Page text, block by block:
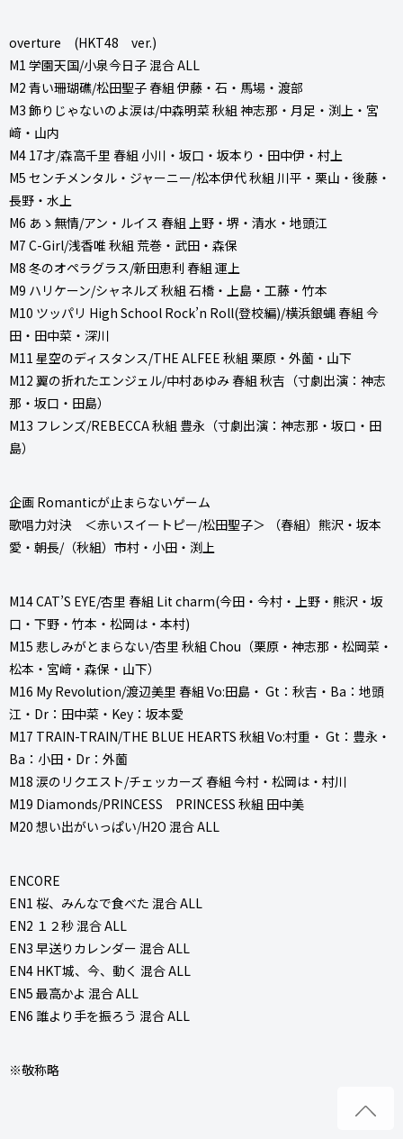
overture (HKT48 ver.)
M1 学園天国/小泉今日子 混合 ALL
M2 青い珊瑚礁/松田聖子 春組 伊藤・石・馬場・渡部
M3 飾りじゃないのよ涙は/中森明菜 秋組 神志那・月足・渕上・宮
﨑・山内
M4 17才/森高千里 春組 小川・坂口・坂本り・田中伊・村上
M5 センチメンタル・ジャーニー/松本伊代 秋組 川平・栗山・後藤・
長野・水上
M6 あゝ無情/アン・ルイス 春組 上野・堺・清水・地頭江
M7 C-Girl/浅香唯 秋組 荒巻・武田・森保
M8 冬のオペラグラス/新田恵利 春組 運上
M9 ハリケーン/シャネルズ 秋組 石橋・上島・工藤・竹本
M10 ツッパリ High School Rock’n Roll(登校編)/横浜銀蝿 春組 今
田・田中菜・深川
M11 星空のディスタンス/THE ALFEE 秋組 栗原・外薗・山下
M12 翼の折れたエンジェル/中村あゆみ 春組 秋吉（寸劇出演：神志
那・坂口・田島）
M13 フレンズ/REBECCA 秋組 豊永（寸劇出演：神志那・坂口・田
島）
企画 Romanticが止まらないゲーム
歌唱力対決 ＜赤いスイートピー/松田聖子＞ （春組）熊沢・坂本
愛・朝長/（秋組）市村・小田・渕上
M14 CAT’S EYE/杏里 春組 Lit charm(今田・今村・上野・熊沢・坂
口・下野・竹本・松岡は・本村)
M15 悲しみがとまらない/杏里 秋組 Chou（栗原・神志那・松岡菜・
松本・宮﨑・森保・山下）
M16 My Revolution/渡辺美里 春組 Vo:田島・ Gt：秋吉・Ba：地頭
江・Dr：田中菜・Key：坂本愛
M17 TRAIN-TRAIN/THE BLUE HEARTS 秋組 Vo:村重・ Gt：豊永・
Ba：小田・Dr：外薗
M18 涙のリクエスト/チェッカーズ 春組 今村・松岡は・村川
M19 Diamonds/PRINCESS PRINCESS 秋組 田中美
M20 想い出がいっぱい/H2O 混合 ALL
ENCORE
EN1 桜、みんなで食べた 混合 ALL
EN2 １２秒 混合 ALL
EN3 早送りカレンダー 混合 ALL
EN4 HKT城、今、動く 混合 ALL
EN5 最高かよ 混合 ALL
EN6 誰より手を振ろう 混合 ALL
※敬称略